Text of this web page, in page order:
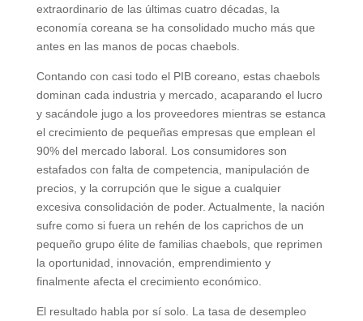
extraordinario de las últimas cuatro décadas, la
economía coreana se ha consolidado mucho más que
antes en las manos de pocas chaebols.
Contando con casi todo el PIB coreano, estas chaebols
dominan cada industria y mercado, acaparando el lucro
y sacándole jugo a los proveedores mientras se estanca
el crecimiento de pequeñas empresas que emplean el
90% del mercado laboral. Los consumidores son
estafados con falta de competencia, manipulación de
precios, y la corrupción que le sigue a cualquier
excesiva consolidación de poder. Actualmente, la nación
sufre como si fuera un rehén de los caprichos de un
pequeño grupo élite de familias chaebols, que reprimen
la oportunidad, innovación, emprendimiento y
finalmente afecta el crecimiento económico.
El resultado habla por sí solo. La tasa de desempleo